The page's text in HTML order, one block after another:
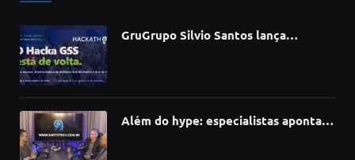
GruGrupo Silvio Santos lança
Além do hype: especialistas apontam